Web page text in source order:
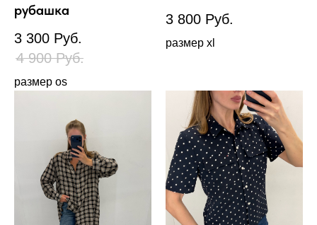
рубашка
3 300 Руб.
4 900 Руб.
размер os
3 800 Руб.
размер xl